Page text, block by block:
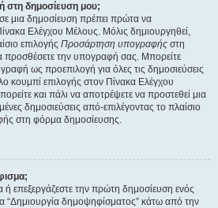
στη δημοσίευση μου;
μια δημοσίευση πρέπει πρώτα να
Ελέγχου Μέλους. Μόλις δημιουργηθεί,
επιλογής Προσάρτηση υπογραφής στη
προσθέσετε την υπογραφή σας. Μπορείτε
ως προεπιλογή για όλες τις δημοσιεύσεις
κουμπί επιλογής στον Πίνακα Ελέγχου
και πάλι να αποτρέψετε να προστεθεί μια
δημοσιεύσεις από-επιλέγοντας το πλαίσιο
στη φόρμα δημοσίευσης.
ή επεξεργάζεστε την πρώτη δημοσίευση ενός
“Δημιουργία δημοψηφίσματος” κάτω από την